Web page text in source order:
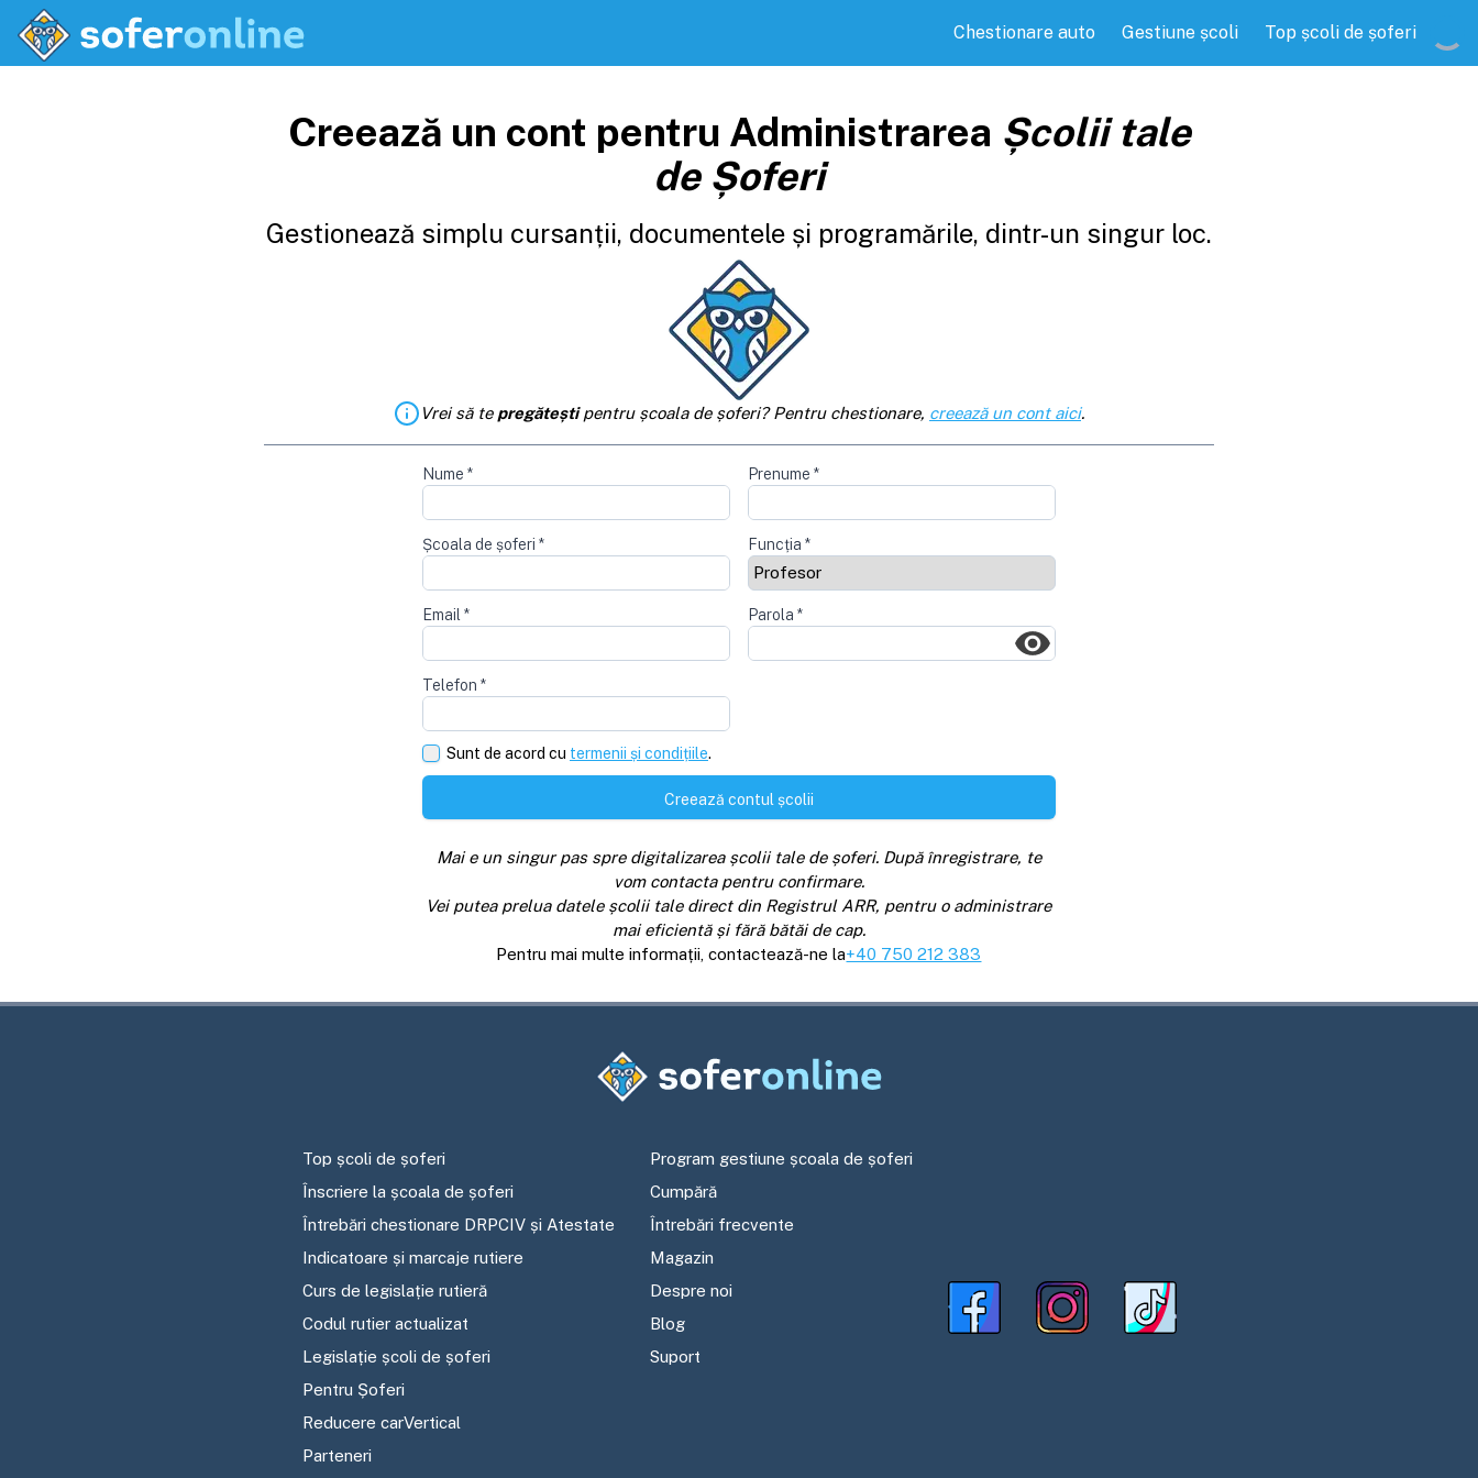
Chestionare auto Gestiune școli Top școli de șoferi
Creează un cont pentru Administrarea Școlii tale
de Șoferi
Gestionează simplu cursanții, documentele și programările, dintr-un singur loc.
Vrei să te pregăteștipentru școala de șoferi? Pentru chestionare, creează un cont aici.
Nume * Prenume *
Școala de șoferi * Funcția *
Email * Parola *
Telefon *
Sunt de acord cu termenii și condițiile.
Creează contul școlii
Mai e un singur pas spre digitalizarea școlii tale de șoferi. După înregistrare, te
vom contacta pentru confirmare.
Vei putea prelua datele școlii tale direct din Registrul ARR, pentru o administrare
mai eficientă și fără bătăi de cap.
Pentru mai multe informații, contactează-ne la+40 750 212 383
Top școli de șoferi
Înscriere la școala de șoferi
Întrebări chestionare DRPCIV și Atestate
Indicatoare și marcaje rutiere
Curs de legislație rutieră
Codul rutier actualizat
Legislație școli de șoferi
Pentru Șoferi
Reducere carVertical
Parteneri
Program gestiune școala de șoferi
Cumpără
Întrebări frecvente
Magazin
Despre noi
Blog
Suport